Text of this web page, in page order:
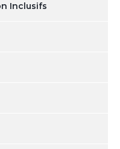
Inclusifs